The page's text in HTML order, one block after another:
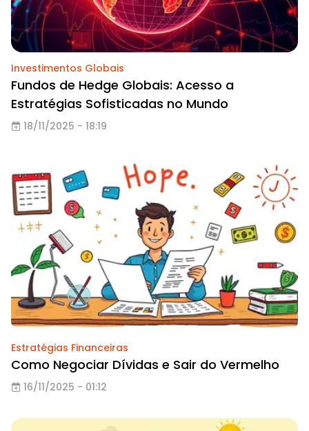
Investimentos Globais
Fundos de Hedge Globais: Acesso a
Estratégias Sofisticadas no Mundo
18/11/2025 - 18:19
Estratégias Financeiras
Como Negociar Dívidas e Sair do Vermelho
16/11/2025 - 01:12